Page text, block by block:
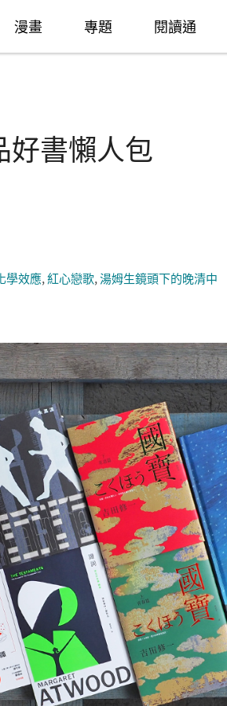
漫畫 專題 閱讀通
好書懶人包
學效應,紅心戀歌,湯姆生鏡頭下的晚清中